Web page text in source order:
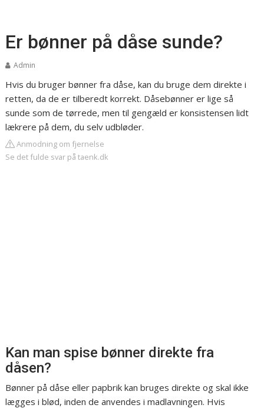
Er bønner på dåse sunde?
Admin
Hvis du bruger bønner fra dåse, kan du bruge dem direkte i
retten, da de er tilberedt korrekt. Dåsebønner er lige så
sunde som de tørrede, men til gengæld er konsistensen lidt
lækrere på dem, du selv udbløder.
Anmodning om fjernelse
Se det fulde svar på taenk.dk
Kan man spise bønner direkte fra
dåsen?
Bønner på dåse eller papbrik kan bruges direkte og skal ikke
lægges i blød, inden de anvendes i madlavningen. Hvis